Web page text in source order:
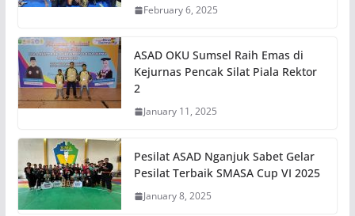
February 6, 2025
ASAD OKU Sumsel Raih Emas di
Kejurnas Pencak Silat Piala Rektor
2
January 11, 2025
Pesilat ASAD Nganjuk Sabet Gelar
Pesilat Terbaik SMASA Cup VI 2025
January 8, 2025